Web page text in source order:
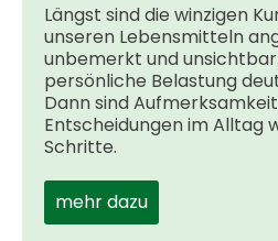
Längst sind die winzigen
unseren Lebensmitteln
unbemerkt und
persönliche Belastung
Dann sind
Entscheidungen im Alltag
Schritte.
mehr dazu